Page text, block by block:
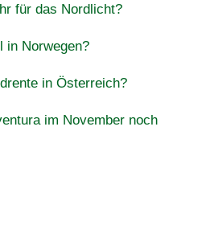
für das Nordlicht?
in Norwegen?
in Österreich?
im November noch